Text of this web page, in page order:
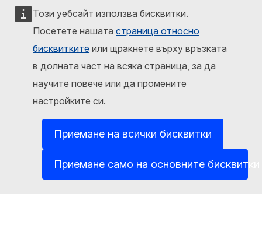
Този уебсайт използва бисквитки.
Посетете нашата страница относно
бисквитките или щракнете върху връзката
в долната част на всяка страница, за да
научите повече или да промените
настройките си.
Приемане на всички бисквитки
Приемане само на основните бисквитки
Legal notice